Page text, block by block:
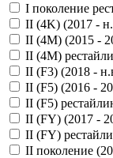
I поколение
II (4K) (2017 -
II (4M) (2015 -
II (4M)
II (F3) (2018 -
II (F5) (2016 -
II (F5)
II (FY) (2017 -
II (FY)
II поколение